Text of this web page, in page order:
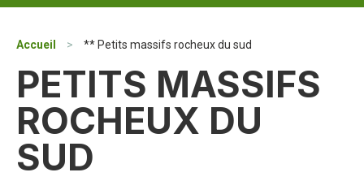
Accueil > ** Petits massifs rocheux du sud
PETITS MASSIFS
ROCHEUX DU
SUD